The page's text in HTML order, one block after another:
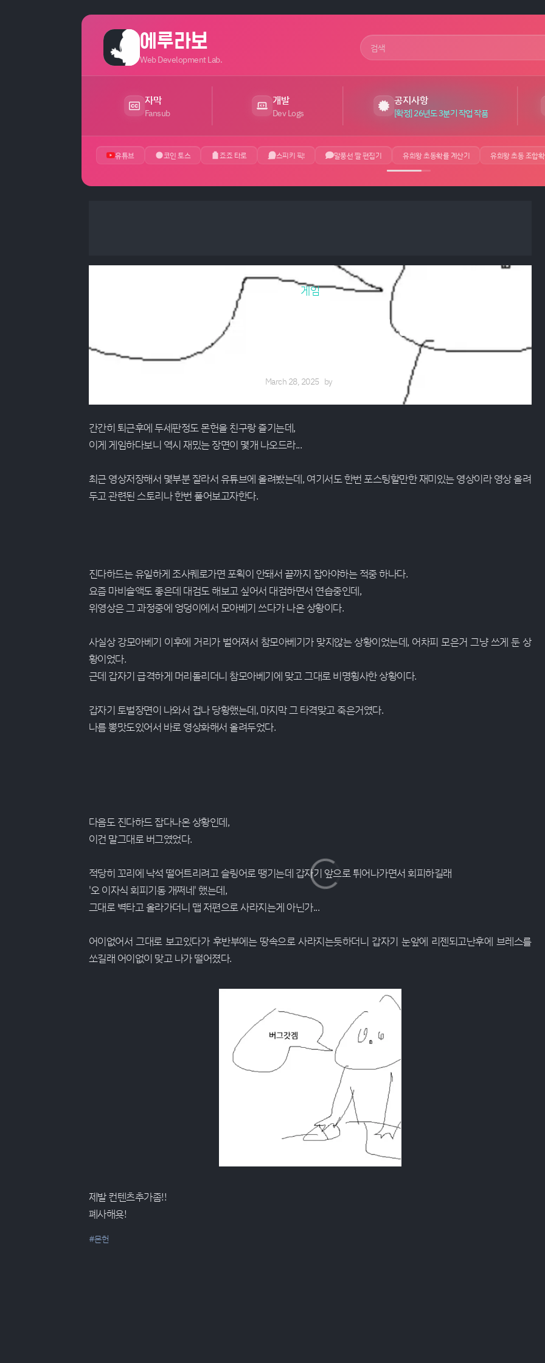
에루라보
Web Development Lab. 사이트 검색어
자막
Fansub
개발
Dev Logs
공지사항
[확정] 26년도 3분기 작업 작품
유튜브 코인 토스 죠죠 타로 스피키 픽! 말풍선 짤 편집기 유희왕 초동확률 계산기 유희왕 초동 조합
게임
최근에 몬헌하다가 생긴 웃긴 장면들
March 28, 2025 by
간간히 퇴근후에 두세판정도 몬헌을 친구랑 즐기는데,
이게 게임하다보니 역시 재밌는 장면이 몇개 나오드라...
최근 영상저장해서 몇부분 잘라서 유튜브에 올려봤는데, 여기서도 한번 포스팅할만한 재미있는 영상이라 영상 올려
두고 관련된 스토리나 한번 풀어보고자한다.
진다하드는 유일하게 조사퀘로가면 포획이 안돼서 끝까지 잡아야하는 적중 하나다.
요즘 마비슬액도 좋은데 대검도 해보고 싶어서 대검하면서 연습중인데,
위영상은 그 과정중에 엉덩이에서 모아베기 쓰다가 나온 상황이다.
사실상 강모아베기 이후에 거리가 벌어져서 참모아베기가 맞지않는 상황이었는데, 어차피 모은거 그냥 쓰게 둔 상
황이었다.
근데 갑자기 급격하게 머리돌리더니 참모아베기에 맞고 그대로 비명횡사한 상황이다.
갑자기 토벌장면이 나와서 겁나 당황했는데, 마지막 그 타격맞고 죽은거였다.
나름 뽕맛도있어서 바로 영상화해서 올려두었다.
다음도 진다하드 잡다나온 상황인데,
이건 말그대로 버그였었다.
적당히 꼬리에 낙석 떨어트리려고 슬링어로 땡기는데 갑자기 앞으로 튀어나가면서 회피하길래
'오 이자식 회피기동 개쩌네' 했는데,
그대로 벽타고 올라가더니 맵 저편으로 사라지는게 아닌가...
어이없어서 그대로 보고있다가 후반부에는 땅속으로 사라지는듯하더니 갑자기 눈앞에 리젠되고난후에 브레스를
쏘길래 어이없이 맞고 나가 떨어졌다.
제발 컨텐츠추가좀!!
폐사해욧!
#몬헌